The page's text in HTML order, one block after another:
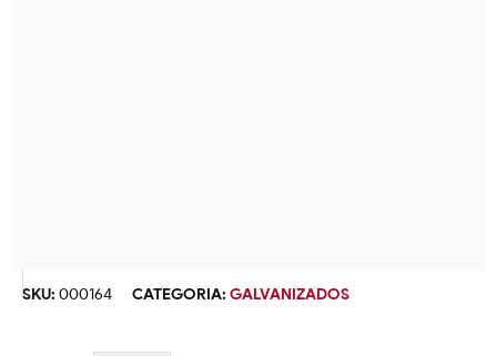
SKU: 000164 CATEGORIA: GALVANIZADOS